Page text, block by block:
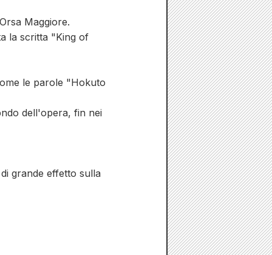
Maggiore.
la scritta "King of
le parole "Hokuto
dell'opera, fin nei
grande effetto sulla